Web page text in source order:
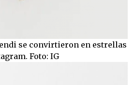
se convirtieron en estrellas
Foto: IG